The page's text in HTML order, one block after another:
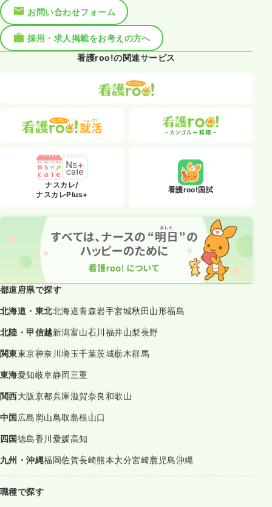
お問い合わせフォーム
採用・求人掲載をお考えの方へ
看護roo!の関連サービス
ナスカレ/
ナスカレPlus+
看護roo!国試
都道府県で探す
北海道・東北北海道青森岩手宮城秋田山形福島
北陸・甲信越新潟富山石川福井山梨長野
関東東京神奈川埼玉千葉茨城栃木群馬
東海愛知岐阜静岡三重
関西大阪京都兵庫滋賀奈良和歌山
中国広島岡山鳥取島根山口
四国徳島香川愛媛高知
九州・沖縄福岡佐賀長崎熊本大分宮崎鹿児島沖縄
職種で探す